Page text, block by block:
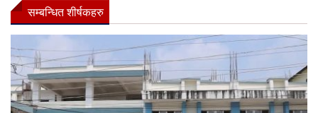
सम्बन्धित शीर्षकहरु